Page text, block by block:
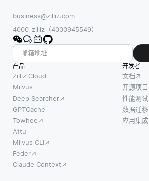
business@zilliz.com
4000-zilliz（4000945549）
产品
Zilliz Cloud
Milvus
Deep Searcher
GPTCache
Towhee
Attu
Milvus CLI
Feder
Claude Context
开发者
文档
开源项目
性能测试
数据迁移
应用集成